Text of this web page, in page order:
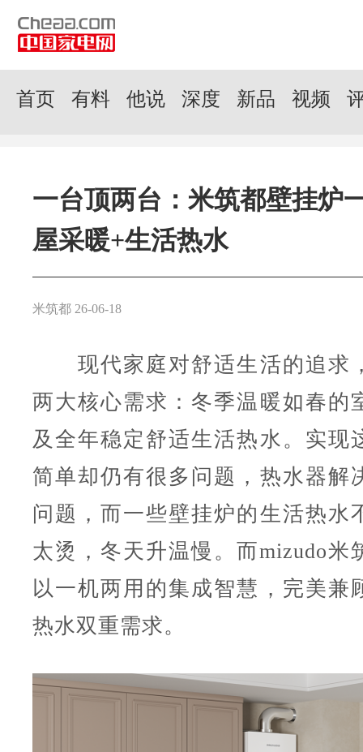
首页 有料 他说 深度 新品 视频
一台顶两台：米筑都壁挂炉
屋采暖+生活热水
米筑都 26-06-18
现代家庭对舒适生活的追求
两大核心需求：冬季温暖如春的
及全年稳定舒适生活热水。实现
简单却仍有很多问题，热水器解
问题，而一些壁挂炉的生活热水
太烫，冬天升温慢。而mizudo米
以一机两用的集成智慧，完美兼
热水双重需求。